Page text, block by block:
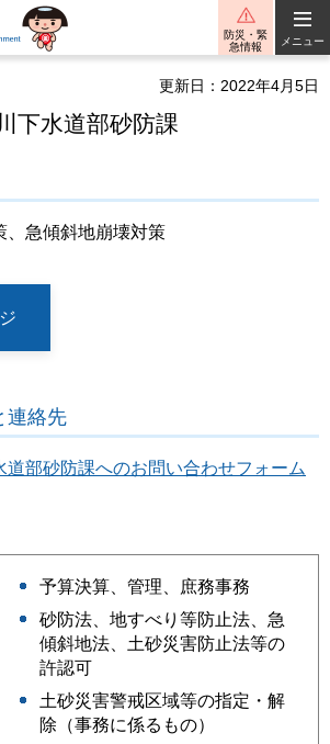
防災・緊
急情報
メニュー
更新日：2022年4月5日
下水道部砂防課
、急傾斜地崩壊対策
連絡先
道部砂防課へのお問い合わせフォーム
予算決算、管理、庶務事務
砂防法、地すべり等防止法、急
傾斜地法、土砂災害防止法等の
許認可
土砂災害警戒区域等の指定・解
除（事務に係るもの）